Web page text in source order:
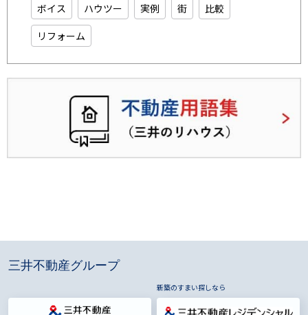
ボイス
ハウツー 実例 街
比較
リフォーム
三井不動産グループ
新築のすまい探しなら